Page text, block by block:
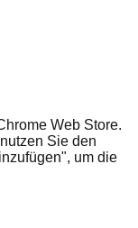
Web Store.
Sie den
um die